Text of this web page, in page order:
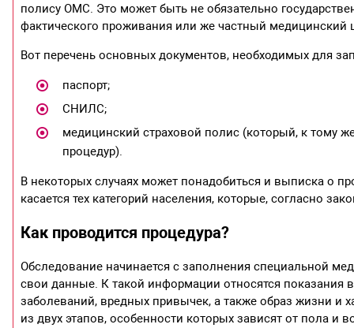
полису ОМС. Это может быть не обязательно
фактического проживания или же частный
Вот перечень основных документов, необходимых для
паспорт;
СНИЛС;
медицинский страховой полис (который, к тому
процедур).
В некоторых случаях может понадобиться и выписка о
касается тех категорий населения, которые, согласно
Как проводится процедура?
Обследование начинается с заполнения специальной
свои данные. К такой информации относятся показания
заболеваний, вредных привычек, а также образ жизни и
из двух этапов, особенности которых зависят от пола и